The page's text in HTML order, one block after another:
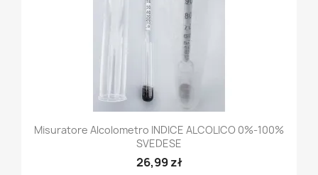
Misuratore Alcolometro INDICE ALCOLICO 0%-100%
SVEDESE
26,99 zł